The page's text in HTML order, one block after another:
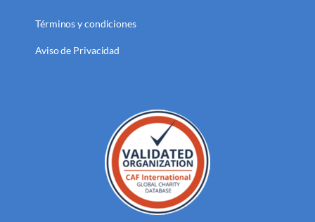
Términos y condiciones
Aviso de Privacidad